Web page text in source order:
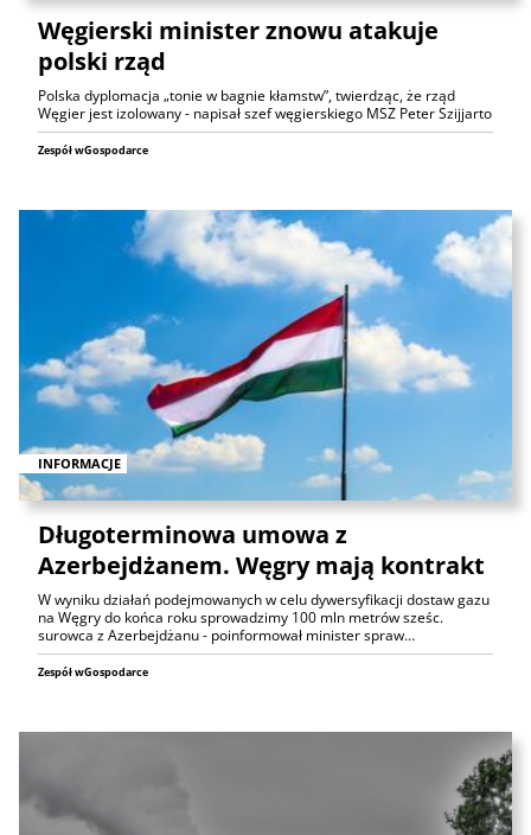
Węgierski minister znowu atakuje
polski rząd
Polska dyplomacja „tonie w bagnie kłamstw”, twierdząc, że rząd
Węgier jest izolowany - napisał szef węgierskiego MSZ Peter Szijjarto
Zespół wGospodarce
INFORMACJE
Długoterminowa umowa z
Azerbejdżanem. Węgry mają kontrakt
W wyniku działań podejmowanych w celu dywersyfikacji dostaw gazu
na Węgry do końca roku sprowadzimy 100 mln metrów sześc.
surowca z Azerbejdżanu - poinformował minister spraw…
Zespół wGospodarce